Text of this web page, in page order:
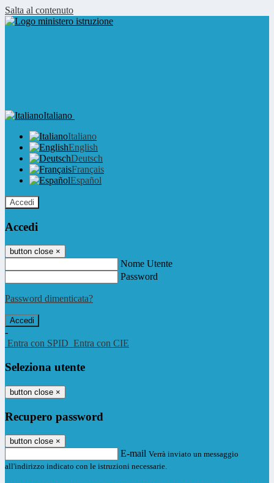
Salta al contenuto
Italiano
Italiano
English
Deutsch
Français
Español
Accedi
Accedi
button close ×
Nome Utente
Password
Password dimenticata?
-
Entra con SPID Entra con CIE
Seleziona utente
button close ×
Recupero password
button close ×
E-mail Verrà inviato un messaggio
all'indirizzo indicato con le istruzioni necessarie.